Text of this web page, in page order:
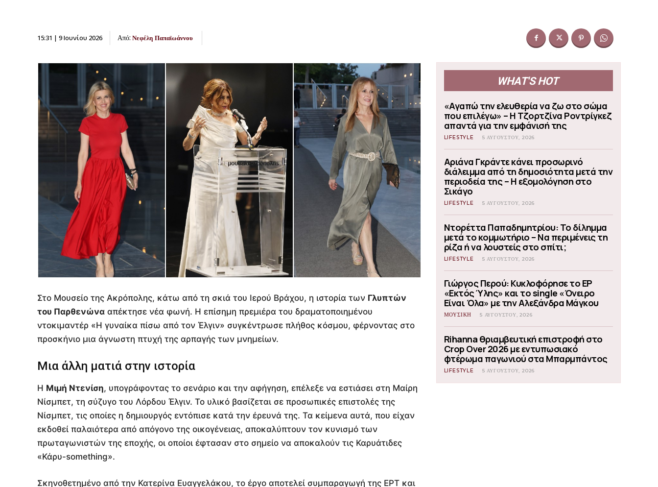
15:31 | 9 Ιουνίου 2026 Από: Νεφέλη Παπαϊωάννου
Στο Μουσείο της Ακρόπολης, κάτω από τη σκιά του Ιερού Βράχου, η ιστορία των Γλυπτών
του Παρθενώνα απέκτησε νέα φωνή. Η επίσημη πρεμιέρα του δραματοποιημένου
ντοκιμαντέρ «Η γυναίκα πίσω από τον Έλγιν» συγκέντρωσε πλήθος κόσμου, φέρνοντας στο
προσκήνιο μια άγνωστη πτυχή της αρπαγής των μνημείων.
Μια άλλη ματιά στην ιστορία
Η Μιμή Ντενίση, υπογράφοντας το σενάριο και την αφήγηση, επέλεξε να εστιάσει στη Μαίρη
Νίσμπετ, τη σύζυγο του Λόρδου Έλγιν. Το υλικό βασίζεται σε προσωπικές επιστολές της
Νίσμπετ, τις οποίες η δημιουργός εντόπισε κατά την έρευνά της. Τα κείμενα αυτά, που είχαν
εκδοθεί παλαιότερα από απόγονο της οικογένειας, αποκαλύπτουν τον κυνισμό των
πρωταγωνιστών της εποχής, οι οποίοι έφτασαν στο σημείο να αποκαλούν τις Καρυάτιδες
«Κάρυ-something».
Σκηνοθετημένο από την Κατερίνα Ευαγγελάκου, το έργο αποτελεί συμπαραγωγή της ΕΡΤ και
WHAT'S HOT
«Αγαπώ την ελευθερία να ζω στο σώμα
που επιλέγω» – Η Τζορτζίνα Ροντρίγκεζ
απαντά για την εμφάνισή της
LIFESTYLE 5 ΑΥΓΟΎΣΤΟΥ, 2026
Αριάνα Γκράντε κάνει προσωρινό
διάλειμμα από τη δημοσιότητα μετά την
περιοδεία της – Η εξομολόγηση στο
Σικάγο
LIFESTYLE 5 ΑΥΓΟΎΣΤΟΥ, 2026
Ντορέττα Παπαδημητρίου: Το δίλημμα
μετά το κομμωτήριο – Να περιμένεις τη
ρίζα ή να λουστείς στο σπίτι;
LIFESTYLE 5 ΑΥΓΟΎΣΤΟΥ, 2026
Γιώργος Περού: Κυκλοφόρησε το EP
«Εκτός Ύλης» και το single «Όνειρο
Είναι Όλα» με την Αλεξάνδρα Μάγκου
ΜΟΥΣΙΚΗ 5 ΑΥΓΟΎΣΤΟΥ, 2026
Rihanna θριαμβευτική επιστροφή στο
Crop Over 2026 με εντυπωσιακό
φτέρωμα παγωνιού στα Μπαρμπάντος
LIFESTYLE 5 ΑΥΓΟΎΣΤΟΥ, 2026